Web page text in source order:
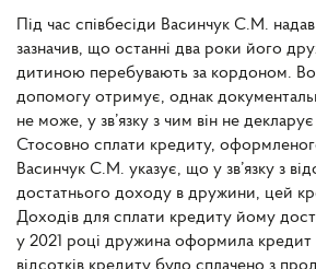
Під час співбесіди Васинчук С.М.
зазначив, що останні два роки його
дитиною перебувають за кордоном.
допомогу отримує, однак
не може, у зв’язку з чим він не
Стосовно сплати кредиту,
Васинчук С.М. указує, що у зв’язку з
достатнього доходу в дружини, цей
Доходів для сплати кредиту йому
у 2021 році дружина оформила кредит